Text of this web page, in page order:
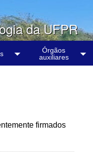
da UFPR
Órgãos
auxiliares
firmados